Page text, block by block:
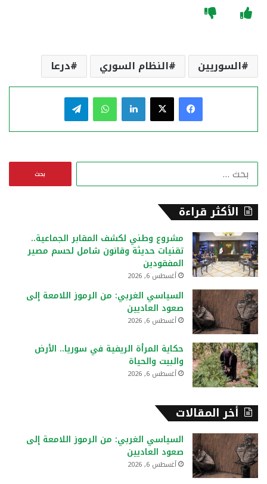
السوريين النظام السوري درعا
فيسبوك لينكدإن واتساب
ن
الأكثر قراءة
مشروع وطني لكشف المقابر الجماعية..
تقنيات حديثة وقانون شامل لحسم مصير
المفقودين
أغسطس 6, 2026
السياسي الغربي: من الرموز اللامعة إلى
صعود العاديين
أغسطس 6, 2026
حكاية المرأة الريفية في سوريا.. الأرض
والبيت والحياة
أغسطس 6, 2026
أخر المقالات
السياسي الغربي: من الرموز اللامعة إلى
صعود العاديين
أغسطس 6, 2026